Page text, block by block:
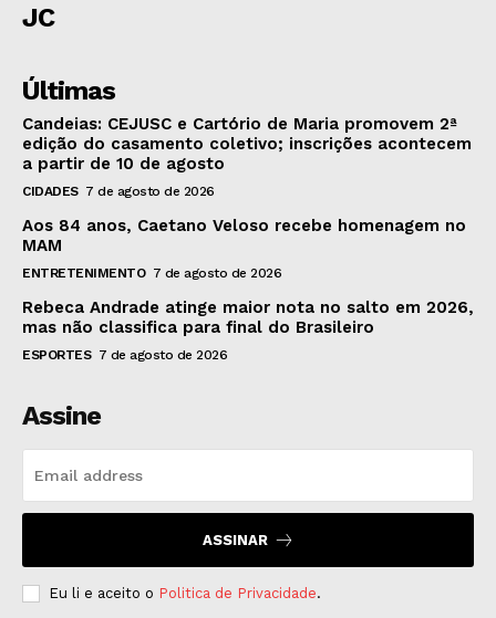
JC
Últimas
Candeias: CEJUSC e Cartório de Maria promovem 2ª
edição do casamento coletivo; inscrições acontecem
a partir de 10 de agosto
CIDADES 7 de agosto de 2026
Aos 84 anos, Caetano Veloso recebe homenagem no
MAM
ENTRETENIMENTO 7 de agosto de 2026
Rebeca Andrade atinge maior nota no salto em 2026,
mas não classifica para final do Brasileiro
ESPORTES 7 de agosto de 2026
Assine
ASSINAR
Eu li e aceito o Politica de Privacidade.